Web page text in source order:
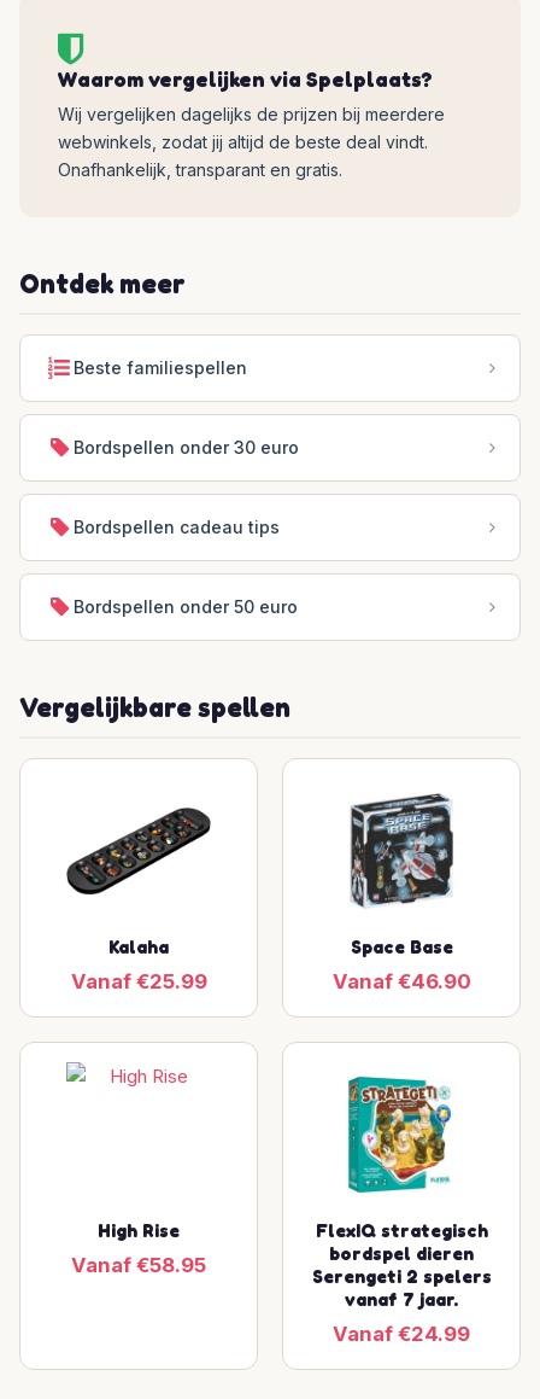
Waarom vergelijken via Spelplaats?
Wij vergelijken dagelijks de prijzen bij meerdere
webwinkels, zodat jij altijd de beste deal vindt.
Onafhankelijk, transparant en gratis.
Ontdek meer
Beste familiespellen
Bordspellen onder 30 euro
Bordspellen cadeau tips
Bordspellen onder 50 euro
Vergelijkbare spellen
Kalaha
Vanaf €25.99
Space Base
Vanaf €46.90
High Rise
Vanaf €58.95
FlexIQ strategisch
bordspel dieren
Serengeti 2 spelers
vanaf 7 jaar.
Vanaf €24.99